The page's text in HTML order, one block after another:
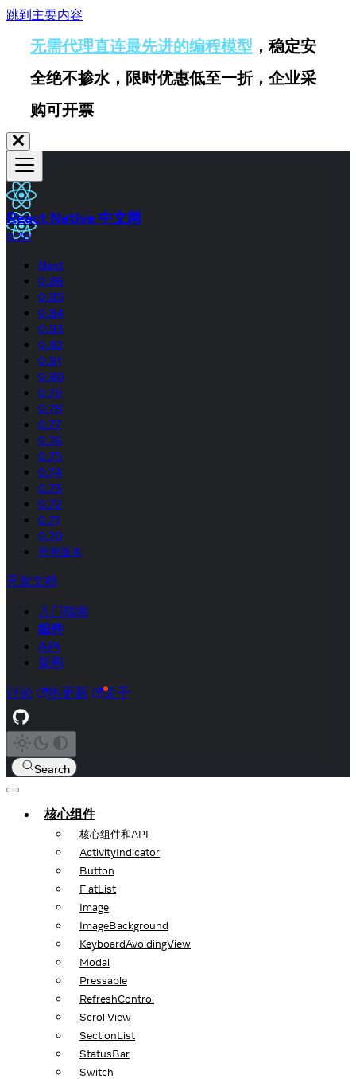
跳到主要内容
无需代理直连最先进的编程模型 ，稳定安
全绝不掺水，限时优惠低至一折，企业采
购可开票
React Native 中文网
0.70
Next
0.86
0.85
0.84
0.83
0.82
0.81
0.80
0.79
0.78
0.77
0.76
0.75
0.74
0.73
0.72
0.71
0.70
所有版本
开发文档
入门指南
组件
API
架构
讨论 热更新 关于
Search
核心组件
核心组件和API
ActivityIndicator
Button
FlatList
Image
ImageBackground
KeyboardAvoidingView
Modal
Pressable
RefreshControl
ScrollView
SectionList
StatusBar
Switch